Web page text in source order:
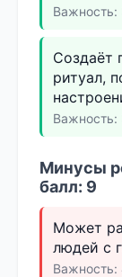
Важность:
Создаёт
ритуал,
Важность:
Минусы
балл: 9
Может
людей с
Важность: